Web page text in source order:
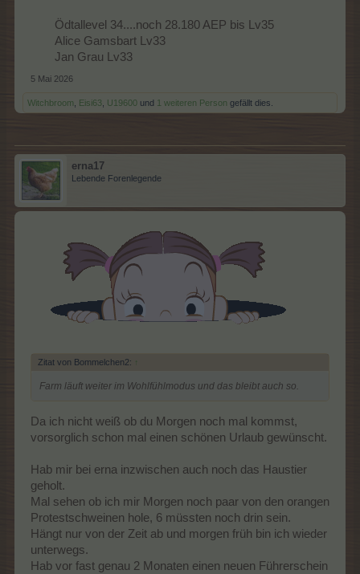
Ödtallevel 34....noch 28.180 AEP bis Lv35
Alice Gamsbart Lv33
Jan Grau Lv33​
5 Mai 2026
Witchbroom, Eisi63, U19600 und 1 weiteren Person gefällt dies.
erna17
Lebende Forenlegende
Zitat von Bommelchen2: ↑
Farm läuft weiter im Wohlfühlmodus und das bleibt auch so.
Da ich nicht weiß ob du Morgen noch mal kommst,
vorsorglich schon mal einen schönen Urlaub gewünscht.
Hab mir bei erna inzwischen auch noch das Haustier
geholt.
Mal sehen ob ich mir Morgen noch paar von den orangen
Protestschweinen hole, 6 müssten noch drin sein.
Hängt nur von der Zeit ab und morgen früh bin ich wieder
unterwegs.
Hab vor fast genau 2 Monaten einen neuen Führerschein